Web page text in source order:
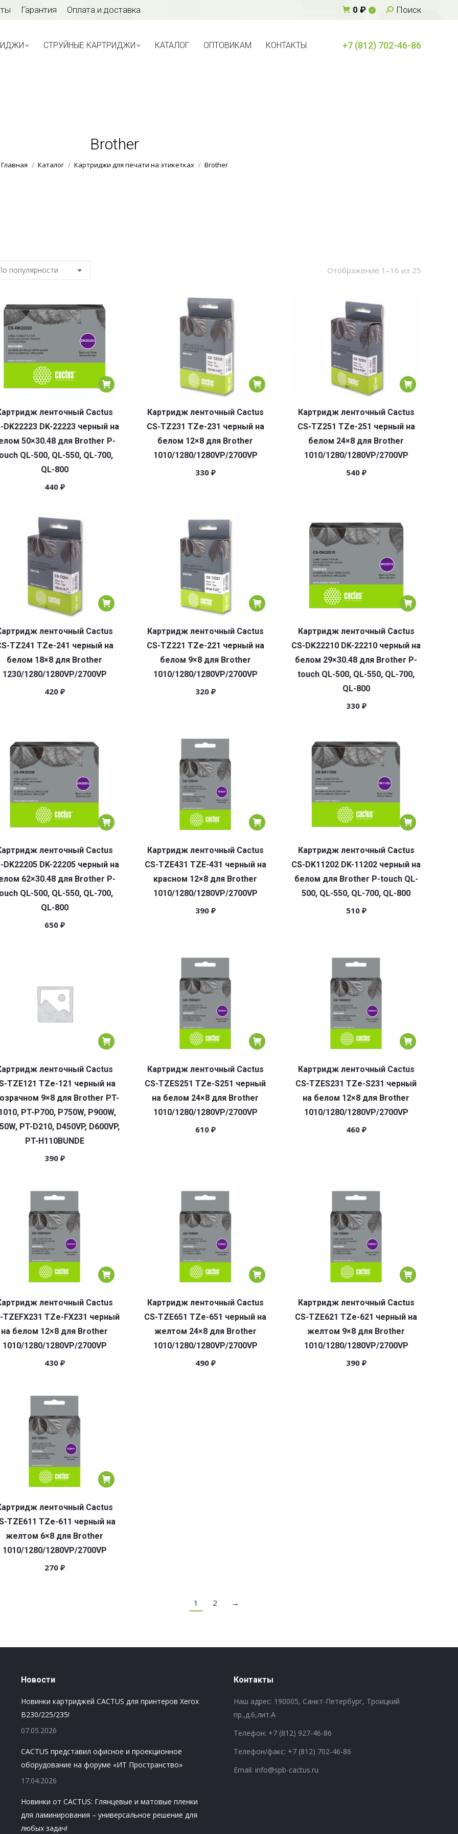
Гарантия Оплата и доставка 0 ₽ 0 Поиск:
Поиск
СТРУЙНЫЕ КАРТРИДЖИ КАТАЛОГ ОПТОВИКАМ КОНТАКТЫ +7 (812) 702-46-86
Brother
Главная Каталог Картриджи для печати на этикетках Brother
Отображение 1–16 из 25
ленточный Cactus
DK22223 DK-22223 черный на
50×30.48 для Brother P-
QL-500, QL-550, QL-700,
QL-800
440 ₽
Картридж ленточный Cactus
CS-TZ231 TZe-231 черный на
белом 12×8 для Brother
1010/1280/1280VP/2700VP
330 ₽
Картридж ленточный Cactus
CS-TZ251 TZe-251 черный на
белом 24×8 для Brother
1010/1280/1280VP/2700VP
540 ₽
ленточный Cactus
TZ241 TZe-241 черный на
белом 18×8 для Brother
1230/1280/1280VP/2700VP
420 ₽
Картридж ленточный Cactus
CS-TZ221 TZe-221 черный на
белом 9×8 для Brother
1010/1280/1280VP/2700VP
320 ₽
Картридж ленточный Cactus
CS-DK22210 DK-22210 черный на
белом 29×30.48 для Brother P-
touch QL-500, QL-550, QL-700,
QL-800
330 ₽
ленточный Cactus
DK22205 DK-22205 черный на
62×30.48 для Brother P-
QL-500, QL-550, QL-700,
QL-800
650 ₽
Картридж ленточный Cactus
CS-TZE431 TZE-431 черный на
красном 12×8 для Brother
1010/1280/1280VP/2700VP
390 ₽
Картридж ленточный Cactus
CS-DK11202 DK-11202 черный на
белом для Brother P-touch QL-
500, QL-550, QL-700, QL-800
510 ₽
ленточный Cactus
TZE121 TZe-121 черный на
9×8 для Brother PT-
PT-P700, P750W, P900W,
PT-D210, D450VP, D600VP,
PT-H110BUNDE
390 ₽
Картридж ленточный Cactus
CS-TZES251 TZe-S251 черный
на белом 24×8 для Brother
1010/1280/1280VP/2700VP
610 ₽
Картридж ленточный Cactus
CS-TZES231 TZe-S231 черный
на белом 12×8 для Brother
1010/1280/1280VP/2700VP
460 ₽
ленточный Cactus
TZEFX231 TZe-FX231 черный
на белом 12×8 для Brother
1010/1280/1280VP/2700VP
430 ₽
Картридж ленточный Cactus
CS-TZE651 TZe-651 черный на
желтом 24×8 для Brother
1010/1280/1280VP/2700VP
490 ₽
Картридж ленточный Cactus
CS-TZE621 TZe-621 черный на
желтом 9×8 для Brother
1010/1280/1280VP/2700VP
390 ₽
ленточный Cactus
TZE611 TZe-611 черный на
желтом 6×8 для Brother
1010/1280/1280VP/2700VP
270 ₽
1 2 →
Новости
Новинки картриджей CACTUS для принтеров Xerox
B230/225/235!
07.05.2026
CACTUS представил офисное и проекционное
оборудование на форуме «ИТ Пространство»
17.04.2026
Новинки от CACTUS: Глянцевые и матовые пленки
для ламинирования – универсальное решение для
любых задач!
Контакты
Наш адрес: 190005, Санкт-Петербург, Троицкий
пр.,д.6,лит.А
Телефон: +7 (812) 927-46-86
Телефон/факс: +7 (812) 702-46-86
Email: info@spb-cactus.ru